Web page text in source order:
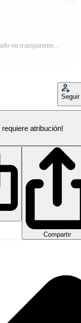
ai generado isométrica Iglesia edificios aislado en transparente antecedentes PNG Pro
Seguir
requiere atribución!
Compartir